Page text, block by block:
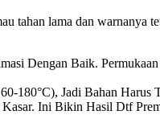
tahan lama dan warnanya
Dengan Baik.
180°C), Jadi Bahan
Ini Bikin Hasil Dtf